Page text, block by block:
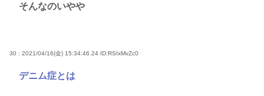
そんなのいやや
30 : 2021/04/16(金) 15:34:46.24 ID:RSIxMvZc0
デニム症とは